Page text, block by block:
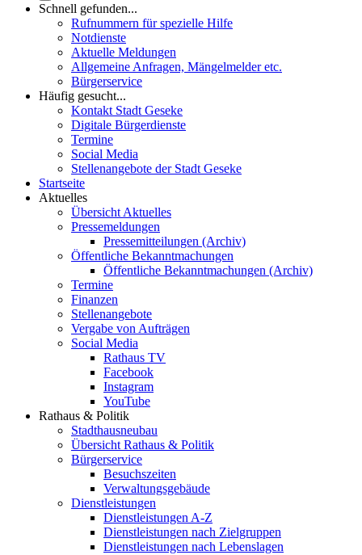
Schnell gefunden...
Rufnummern für spezielle Hilfe
Notdienste
Aktuelle Meldungen
Allgemeine Anfragen, Mängelmelder etc.
Bürgerservice
Häufig gesucht...
Kontakt Stadt Geseke
Digitale Bürgerdienste
Termine
Social Media
Stellenangebote der Stadt Geseke
Startseite
Aktuelles
Übersicht Aktuelles
Pressemeldungen
Pressemitteilungen (Archiv)
Öffentliche Bekanntmachungen
Öffentliche Bekanntmachungen (Archiv)
Termine
Finanzen
Stellenangebote
Vergabe von Aufträgen
Social Media
Rathaus TV
Facebook
Instagram
YouTube
Rathaus & Politik
Stadthausneubau
Übersicht Rathaus & Politik
Bürgerservice
Besuchszeiten
Verwaltungsgebäude
Dienstleistungen
Dienstleistungen A-Z
Dienstleistungen nach Zielgruppen
Dienstleistungen nach Lebenslagen